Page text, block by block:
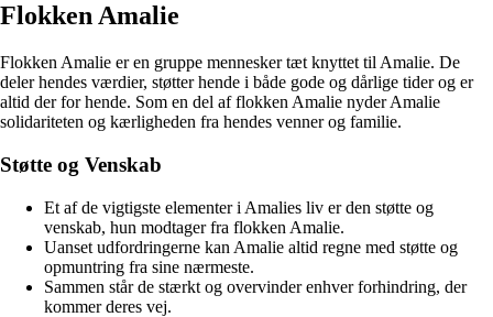
Flokken Amalie
Flokken Amalie er en gruppe mennesker tæt knyttet til Amalie. De
deler hendes værdier, støtter hende i både gode og dårlige tider og er
altid der for hende. Som en del af flokken Amalie nyder Amalie
solidariteten og kærligheden fra hendes venner og familie.
Støtte og Venskab
Et af de vigtigste elementer i Amalies liv er den støtte og
venskab, hun modtager fra flokken Amalie.
Uanset udfordringerne kan Amalie altid regne med støtte og
opmuntring fra sine nærmeste.
Sammen står de stærkt og overvinder enhver forhindring, der
kommer deres vej.